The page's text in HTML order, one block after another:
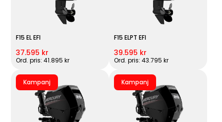
F15 EL EFI
37.595 kr
Ord. pris: 41.895 kr
F15 ELPT EFI
39.595 kr
Ord. pris: 43.795 kr
Kampanj Kampanj